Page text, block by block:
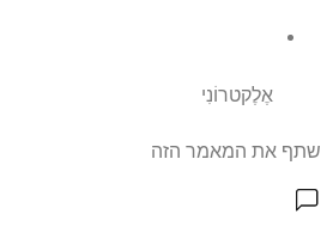
אֶלֶקטרוֹנִי
שתף את המאמר הזה